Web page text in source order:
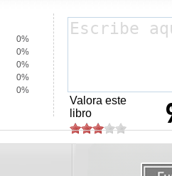
0%
0%
0%
0%
0%
Valora este
libro